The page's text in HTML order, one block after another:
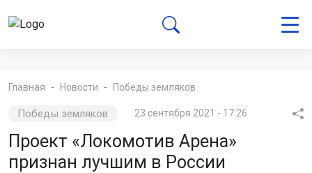
Главная Новости Победы земляков
Победы земляков 23 сентября 2021 - 17:26
Проект «Локомотив Арена»
признан лучшим в России